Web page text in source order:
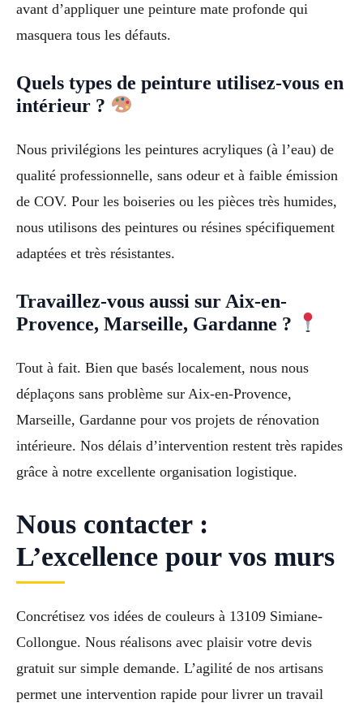
avant d’appliquer une peinture mate profonde qui
masquera tous les défauts.
Quels types de peinture utilisez-vous en
intérieur ?
Nous privilégions les peintures acryliques (à l’eau) de
qualité professionnelle, sans odeur et à faible émission
de COV. Pour les boiseries ou les pièces très humides,
nous utilisons des peintures ou résines spécifiquement
adaptées et très résistantes.
Travaillez-vous aussi sur Aix-en-
Provence, Marseille, Gardanne ?
Tout à fait. Bien que basés localement, nous nous
déplaçons sans problème sur Aix-en-Provence,
Marseille, Gardanne pour vos projets de rénovation
intérieure. Nos délais d’intervention restent très rapides
grâce à notre excellente organisation logistique.
Nous contacter :
L’excellence pour vos murs
Concrétisez vos idées de couleurs à 13109 Simiane-
Collongue. Nous réalisons avec plaisir votre devis
gratuit sur simple demande. L’agilité de nos artisans
permet une intervention rapide pour livrer un travail